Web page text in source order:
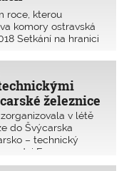
roce, kterou
komory ostravská
Setkání na hranici
Z české s
železnice
v létě
do Švýcarska
– technický
srdci Evropy.
na